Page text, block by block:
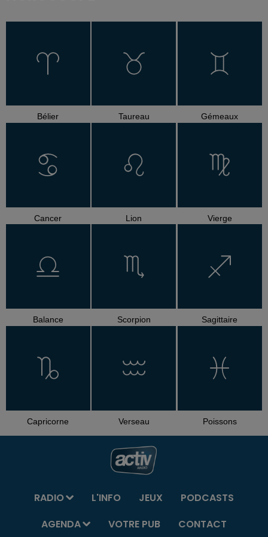
Bélier Taureau Gémeaux
Cancer Lion Vierge
Balance Scorpion Sagittaire
Capricorne Verseau Poissons
RADIO L'INFO JEUX
PODCASTS
AGENDA
VOTRE PUB CONTACT